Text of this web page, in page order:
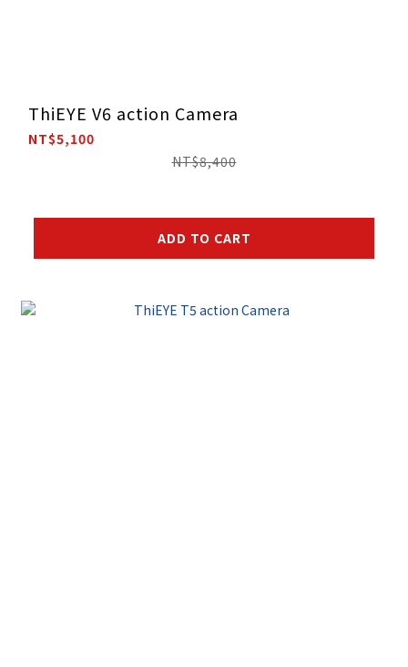
ThiEYE V6 action Camera
NT$5,100
NT$8,400
ADD TO CART